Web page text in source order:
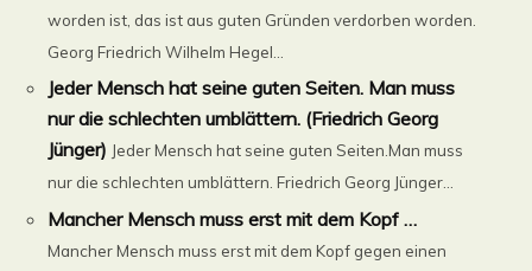
worden ist, das ist aus guten Gründen verdorben worden.
Georg Friedrich Wilhelm Hegel...
Jeder Mensch hat seine guten Seiten. Man muss
nur die schlechten umblättern. (Friedrich Georg
Jünger) Jeder Mensch hat seine guten Seiten.Man muss
nur die schlechten umblättern. Friedrich Georg Jünger...
Mancher Mensch muss erst mit dem Kopf …
Mancher Mensch muss erst mit dem Kopf gegen einen